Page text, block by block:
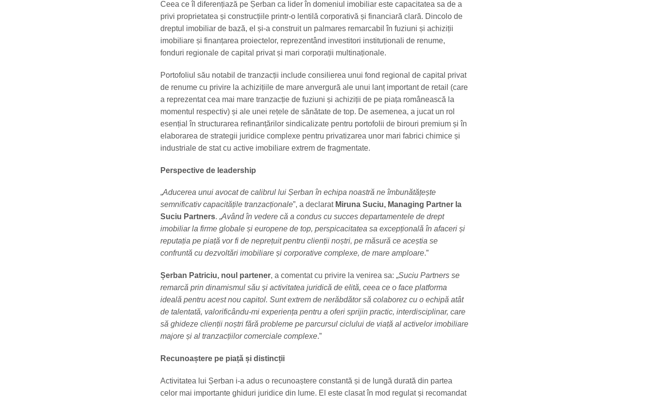
Ceea ce îl diferențiază pe Șerban ca lider în domeniul imobiliar este capacitatea sa de a
privi proprietatea și construcțiile printr-o lentilă corporativă și financiară clară. Dincolo de
dreptul imobiliar de bază, el și-a construit un palmares remarcabil în fuziuni și achiziții
imobiliare și finanțarea proiectelor, reprezentând investitori instituționali de renume,
fonduri regionale de capital privat și mari corporații multinaționale.
Portofoliul său notabil de tranzacții include consilierea unui fond regional de capital privat
de renume cu privire la achizițiile de mare anvergură ale unui lanț important de retail (care
a reprezentat cea mai mare tranzacție de fuziuni și achiziții de pe piața românească la
momentul respectiv) și ale unei rețele de sănătate de top. De asemenea, a jucat un rol
esențial în structurarea refinanțărilor sindicalizate pentru portofolii de birouri premium și în
elaborarea de strategii juridice complexe pentru privatizarea unor mari fabrici chimice și
industriale de stat cu active imobiliare extrem de fragmentate.
Perspective de leadership
„Aducerea unui avocat de calibrul lui Șerban în echipa noastră ne îmbunătățește
semnificativ capacitățile tranzacționale”, a declarat Miruna Suciu, Managing Partner la
Suciu Partners. „Având în vedere că a condus cu succes departamentele de drept
imobiliar la firme globale și europene de top, perspicacitatea sa excepțională în afaceri și
reputația pe piață vor fi de neprețuit pentru clienții noștri, pe măsură ce aceștia se
confruntă cu dezvoltări imobiliare și corporative complexe, de mare amploare.”
Șerban Patriciu, noul partener, a comentat cu privire la venirea sa: „Suciu Partners se
remarcă prin dinamismul său și activitatea juridică de elită, ceea ce o face platforma
ideală pentru acest nou capitol. Sunt extrem de nerăbdător să colaborez cu o echipă atât
de talentată, valorificându-mi experiența pentru a oferi sprijin practic, interdisciplinar, care
să ghideze clienții noștri fără probleme pe parcursul ciclului de viață al activelor imobiliare
majore și al tranzacțiilor comerciale complexe.”
Recunoaștere pe piață și distincții
Activitatea lui Șerban i-a adus o recunoaștere constantă și de lungă durată din partea
celor mai importante ghiduri juridice din lume. El este clasat în mod regulat și recomandat